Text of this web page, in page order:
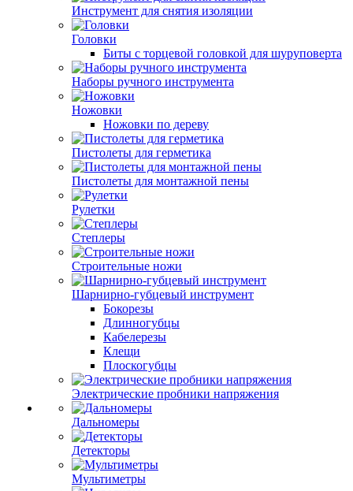
Инструмент для снятия изоляции
Головки
Биты с торцевой головкой для шуруповерта
Наборы ручного инструмента
Ножовки
Ножовки по дереву
Пистолеты для герметика
Пистолеты для монтажной пены
Рулетки
Степлеры
Строительные ножи
Шарнирно-губцевый инструмент
Бокорезы
Длинногубцы
Кабелерезы
Клещи
Плоскогубцы
Электрические пробники напряжения
Дальномеры
Детекторы
Мультиметры